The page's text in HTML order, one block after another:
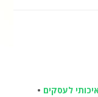
לעסקים •